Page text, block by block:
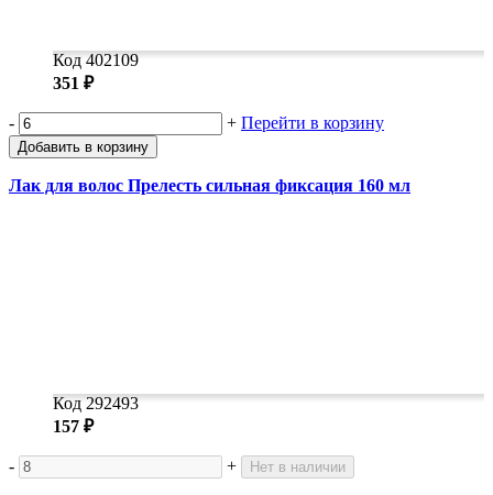
Код 402109
351 ₽
- + Перейти в корзину
Добавить в корзину
Лак для волос Прелесть сильная фиксация 160 мл
Код 292493
157 ₽
- + Нет в наличии